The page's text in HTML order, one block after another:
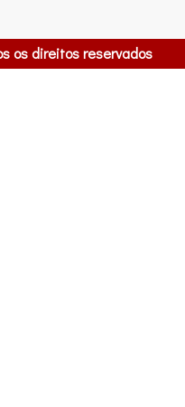
os direitos reservados